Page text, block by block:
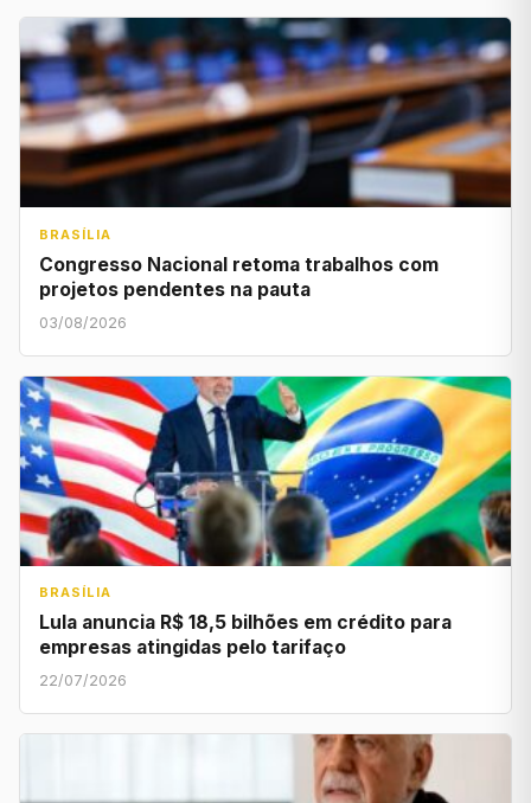
BRASÍLIA
Congresso Nacional retoma trabalhos com
projetos pendentes na pauta
03/08/2026
BRASÍLIA
Lula anuncia R$ 18,5 bilhões em crédito para
empresas atingidas pelo tarifaço
22/07/2026